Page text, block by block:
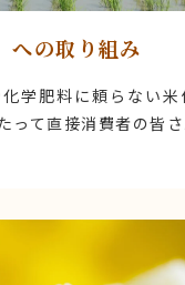
への取り組み
学肥料に頼らない
って直接消費者の皆